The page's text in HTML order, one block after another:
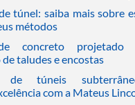
túnel: saiba mais sobre
métodos
concreto projetado
taludes e encostas
de túneis
com a Mateus